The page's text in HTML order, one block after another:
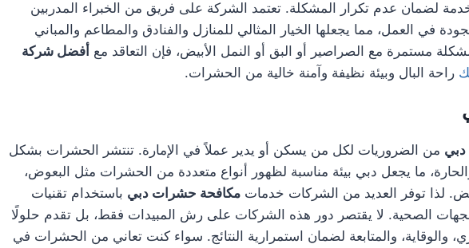
لضمان عدم تكرار المشكلة. تعتمد الشركة على فريق من الخبراء المدربين
في العمل، مما يجعلها الخيار المثالي للمنازل والفنادق والمطاعم والمباني
مستمرة مع الصراصير أو البق أو النمل الأبيض، فإن التعاقد معأفضل شركة
راحة البال وبيئة نظيفة وآمنة خالية من الحشرات.
من الضروريات لكل من يسكن أو يدير عملاً في الإمارة. تنتشر الحشرات بشكل
ما يجعل دبي بيئة مناسبة لظهور أنواع متعددة من الحشرات مثل البعوض،
لذا توفر العديد من الشركات خدماتمكافحة حشرات دبي باستخدام تقنيات
الصحية. لا يقتصر دور هذه الشركات على رش المبيدات فقط، بل تقدم حلولًا
والوقاية، والمتابعة لضمان استمرارية النتائج. سواء كنت تعاني من الحشرات في